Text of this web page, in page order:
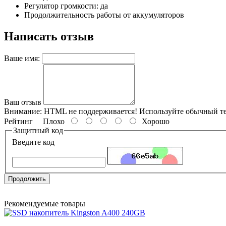
Регулятор громкости: да
Продолжительность работы от аккумуляторов
Написать отзыв
Ваше имя:
Ваш отзыв
Внимание: HTML не поддерживается! Используйте обычный
Рейтинг Плохо
Хорошо
Защитный код
Введите код
Продолжить
Рекомендуемые товары